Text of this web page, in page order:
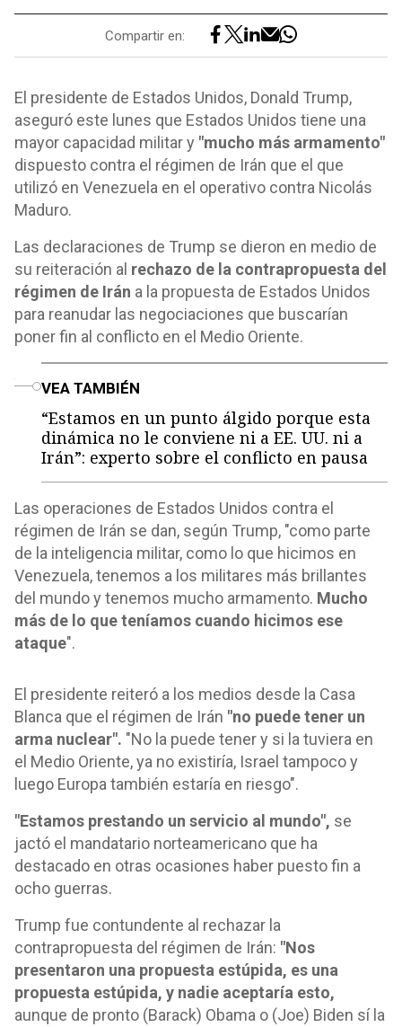
Compartir en:
El presidente de Estados Unidos, Donald Trump,
aseguró este lunes que Estados Unidos tiene una
mayor capacidad militar y "mucho más armamento"
dispuesto contra el régimen de Irán que el que
utilizó en Venezuela en el operativo contra Nicolás
Maduro.
Las declaraciones de Trump se dieron en medio de
su reiteración al rechazo de la contrapropuesta del
régimen de Irán a la propuesta de Estados Unidos
para reanudar las negociaciones que buscarían
poner fin al conflicto en el Medio Oriente.
VEA TAMBIÉN
“Estamos en un punto álgido porque esta
dinámica no le conviene ni a EE. UU. ni a
Irán”: experto sobre el conflicto en pausa
Las operaciones de Estados Unidos contra el
régimen de Irán se dan, según Trump, "como parte
de la inteligencia militar, como lo que hicimos en
Venezuela, tenemos a los militares más brillantes
del mundo y tenemos mucho armamento. Mucho
más de lo que teníamos cuando hicimos ese
ataque".
El presidente reiteró a los medios desde la Casa
Blanca que el régimen de Irán "no puede tener un
arma nuclear". "No la puede tener y si la tuviera en
el Medio Oriente, ya no existiría, Israel tampoco y
luego Europa también estaría en riesgo".
"Estamos prestando un servicio al mundo", se
jactó el mandatario norteamericano que ha
destacado en otras ocasiones haber puesto fin a
ocho guerras.
Trump fue contundente al rechazar la
contrapropuesta del régimen de Irán: "Nos
presentaron una propuesta estúpida, es una
propuesta estúpida, y nadie aceptaría esto,
aunque de pronto (Barack) Obama o (Joe) Biden sí la